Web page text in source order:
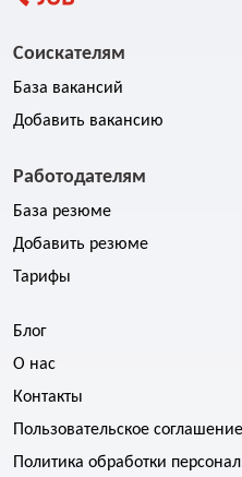
Соискателям
База вакансий
Добавить вакансию
Работодателям
База резюме
Добавить резюме
Тарифы
Блог
О нас
Контакты
Пользовательское соглашение
Политика обработки